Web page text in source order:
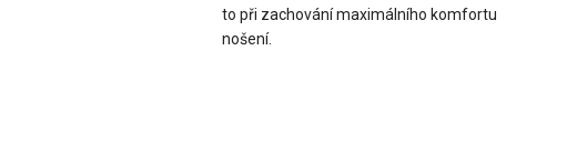
to při zachování maximálního komfortu
nošení.